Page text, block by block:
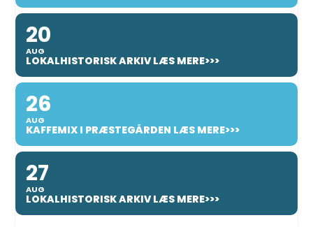
20
AUG
LOKALHISTORISK ARKIV LÆS MERE>>>
26
AUG
KAFFEMIX I PRÆSTEGÅRDEN LÆS MERE>>>
27
AUG
LOKALHISTORISK ARKIV LÆS MERE>>>